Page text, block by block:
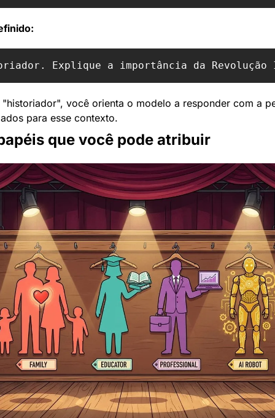
você orienta o modelo a responder com a
para esse contexto.
que você pode atribuir